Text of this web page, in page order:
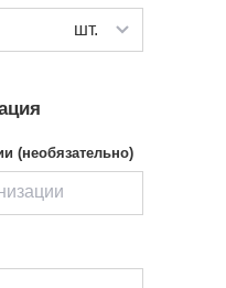
шт.
(необязательно)